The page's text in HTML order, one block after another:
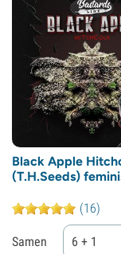
Black Apple
(T.H.Seeds)
(16)
Samen 6 + 1